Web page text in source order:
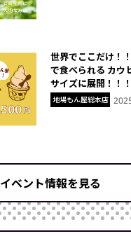
地場もん屋総本店
世界でここだけ！
で食べられる カウ
サイズに展開！！！
イベント情報を見る